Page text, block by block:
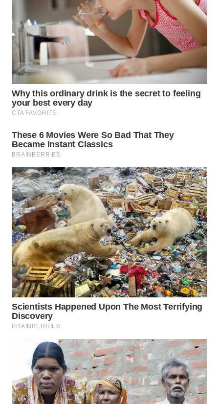
TANI
WAHANA
ADVOKAT
WAHANA
INFRASTRUKTUR
WAHANA
LISTRIK
WAHANA
TRAVEL
WAHANA
TV
WAHANANEWS
ID
WAHANANEWS
CO ID
NET
WAHANA
SPORT